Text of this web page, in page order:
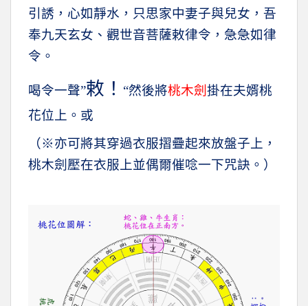
引誘，心如靜水，只思家中妻子與兒女，吾
奉九天玄女、觀世音菩薩敕律令，急急如律
令。
喝令一聲”敕！ “然後將桃木劍 掛在夫婿桃
花位上。或
（※亦可將其穿過衣服摺疊起來放盤子上，
桃木劍壓在衣服上並偶爾催唸一下咒訣。）